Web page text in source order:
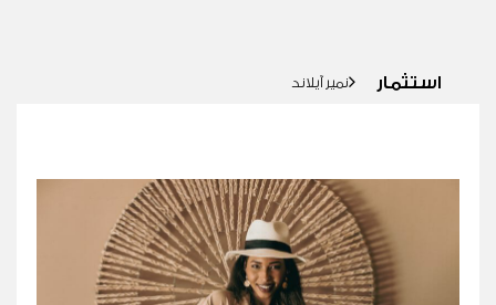
استثمار نمير آيلاند